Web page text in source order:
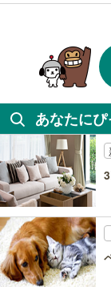
あなたに